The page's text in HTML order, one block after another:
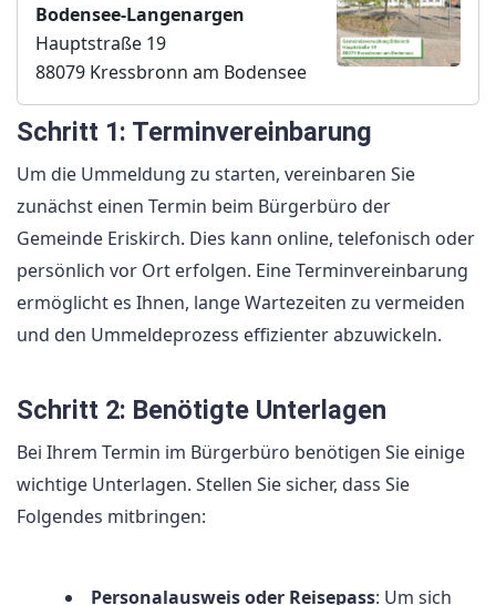
Bodensee-Langenargen
Hauptstraße 19
88079 Kressbronn am Bodensee
Schritt 1: Terminvereinbarung
Um die Ummeldung zu starten, vereinbaren Sie
zunächst einen Termin beim Bürgerbüro der
Gemeinde Eriskirch. Dies kann online, telefonisch oder
persönlich vor Ort erfolgen. Eine Terminvereinbarung
ermöglicht es Ihnen, lange Wartezeiten zu vermeiden
und den Ummeldeprozess effizienter abzuwickeln.
Schritt 2: Benötigte Unterlagen
Bei Ihrem Termin im Bürgerbüro benötigen Sie einige
wichtige Unterlagen. Stellen Sie sicher, dass Sie
Folgendes mitbringen:
Personalausweis oder Reisepass: Um sich